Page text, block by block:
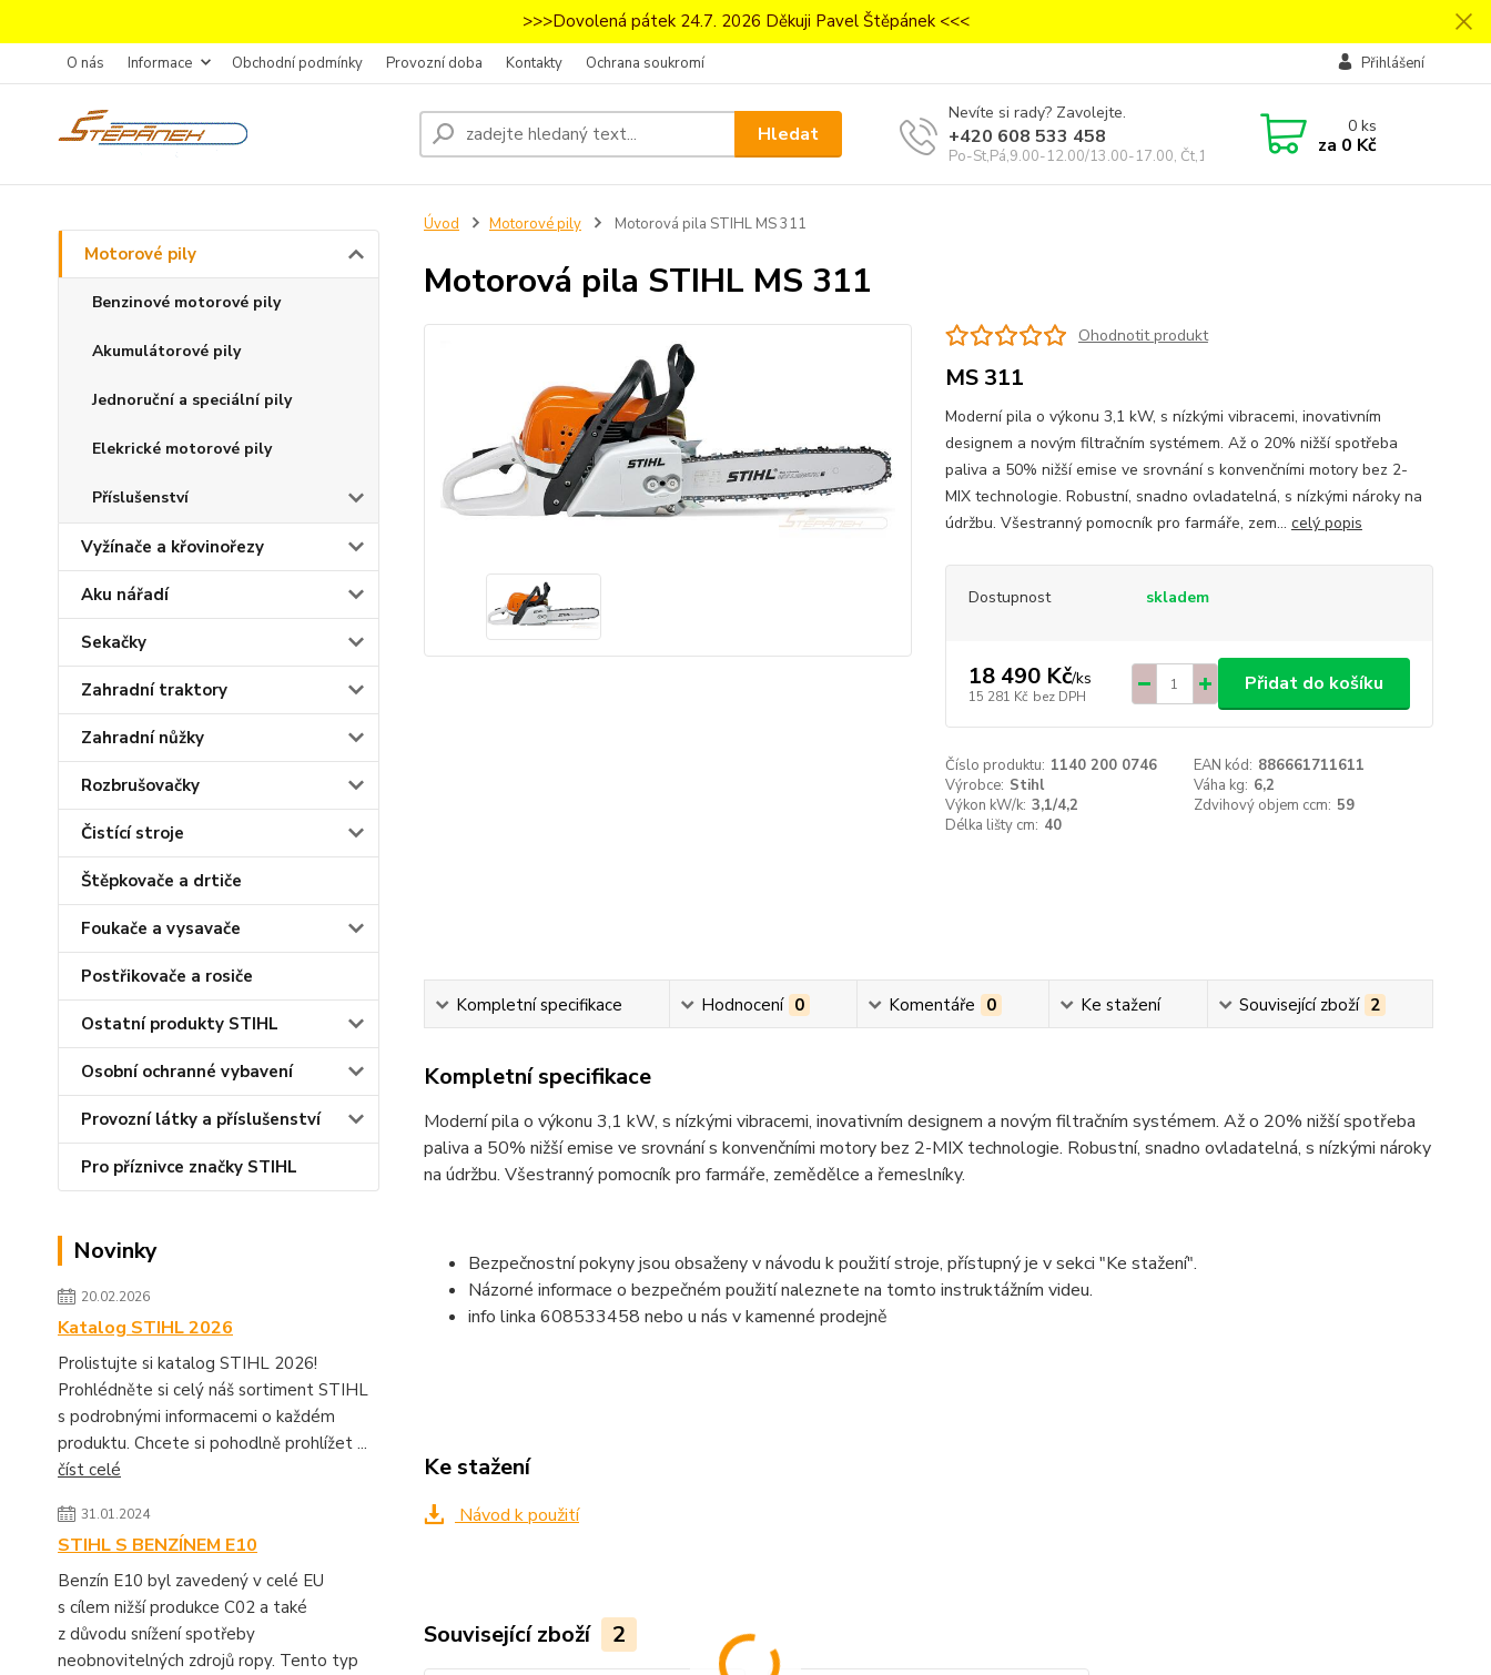
>>>Dovolená pátek 24.7. 2026 Děkuji Pavel Štěpánek <<<
O nás Informace Obchodní podmínky Provozní doba Kontakty Ochrana soukromí Přihlášení
Hledat
Nevíte si rady? Zavolejte.
+420 608 533 458
Po-St,Pá,9.00-12.00/13.00-17.00, Čt,14.00-18.00
0ks
za 0 Kč
Motorové pily
Benzinové motorové pily
Akumulátorové pily
Jednoruční a speciální pily
Elekrické motorové pily
Příslušenství
Vyžínače a křovinořezy
Aku nářadí
Sekačky
Zahradní traktory
Zahradní nůžky
Rozbrušovačky
Čistící stroje
Štěpkovače a drtiče
Foukače a vysavače
Postřikovače a rosiče
Ostatní produkty STIHL
Osobní ochranné vybavení
Provozní látky a příslušenství
Pro příznivce značky STIHL
Novinky
20.02.2026
Katalog STIHL 2026
Prolistujte si katalog STIHL 2026!
Prohlédněte si celý náš sortiment STIHL
s podrobnými informacemi o každém
produktu. Chcete si pohodlně prohlížet ...
číst celé
31.01.2024
STIHL S BENZÍNEM E10
Benzín E10 byl zavedený v celé EU
s cílem nižší produkce C02 a také
z důvodu snížení spotřeby
neobnovitelných zdrojů ropy. Tento typ
Úvod Motorové pily Motorová pila STIHL MS 311
Motorová pila STIHL MS 311
Ohodnotit produkt
MS 311
Moderní pila o výkonu 3,1 kW, s nízkými vibracemi, inovativním
designem a novým filtračním systémem. Až o 20% nižší spotřeba
paliva a 50% nižší emise ve srovnání s konvenčními motory bez 2-
MIX technologie. Robustní, snadno ovladatelná, s nízkými nároky na
údržbu. Všestranný pomocník pro farmáře, zem... celý popis
Dostupnost skladem
18 490 Kč/ks
15 281 Kč bez DPH
Přidat do košíku
Číslo produktu: 1140 200 0746 EAN kód: 886661711611
Výrobce: Stihl Váha kg: 6,2
Výkon kW/k: 3,1/4,2 Zdvihový objem ccm: 59
Délka lišty cm: 40
Kompletní specifikace Hodnocení 0 Komentáře 0 Ke stažení Související zboží 2
Kompletní specifikace
Moderní pila o výkonu 3,1 kW, s nízkými vibracemi, inovativním designem a novým filtračním systémem. Až o 20% nižší spotřeba
paliva a 50% nižší emise ve srovnání s konvenčními motory bez 2-MIX technologie. Robustní, snadno ovladatelná, s nízkými nároky
na údržbu. Všestranný pomocník pro farmáře, zemědělce a řemeslníky.
Bezpečnostní pokyny jsou obsaženy v návodu k použití stroje, přístupný je v sekci "Ke stažení".
Názorné informace o bezpečném použití naleznete na tomto instruktážním videu.
info linka 608533458 nebo u nás v kamenné prodejně
Ke stažení
Návod k použití
Související zboží 2